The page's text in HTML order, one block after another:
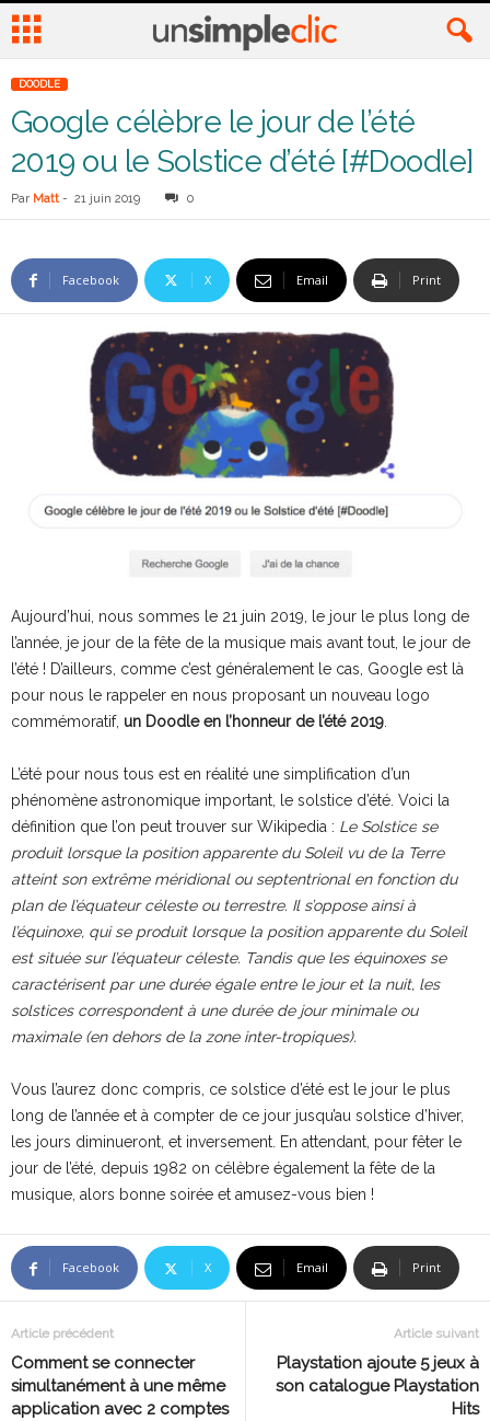
DOODLE
Google célèbre le jour de l’été
2019 ou le Solstice d’été [#Doodle]
Par Matt - 21 juin 2019 0
Facebook X Email Print
Aujourd’hui, nous sommes le 21 juin 2019, le jour le plus long de
l’année, je jour de la fête de la musique mais avant tout, le jour de
l’été ! D’ailleurs, comme c’est généralement le cas, Google est là
pour nous le rappeler en nous proposant un nouveau logo
commémoratif, un Doodle en l’honneur de l’été 2019.
L’été pour nous tous est en réalité une simplification d’un
phénomène astronomique important, le solstice d’été. Voici la
définition que l’on peut trouver sur Wikipedia : Le Solstice se
produit lorsque la position apparente du Soleil vu de la Terre
atteint son extrême méridional ou septentrional en fonction du
plan de l’équateur céleste ou terrestre. Il s’oppose ainsi à
l’équinoxe, qui se produit lorsque la position apparente du Soleil
est située sur l’équateur céleste. Tandis que les équinoxes se
caractérisent par une durée égale entre le jour et la nuit, les
solstices correspondent à une durée de jour minimale ou
maximale (en dehors de la zone inter-tropiques).
Vous l’aurez donc compris, ce solstice d’été est le jour le plus
long de l’année et à compter de ce jour jusqu’au solstice d’hiver,
les jours diminueront, et inversement. En attendant, pour fêter le
jour de l’été, depuis 1982 on célèbre également la fête de la
musique, alors bonne soirée et amusez-vous bien !
Facebook X Email Print
Article précédent
Comment se connecter
simultanément à une même
application avec 2 comptes
Article suivant
Playstation ajoute 5 jeux à
son catalogue Playstation
Hits